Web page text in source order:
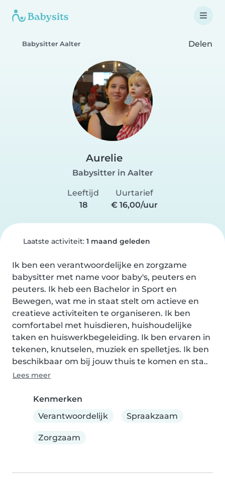
Babysitter Aalter Delen
Aurelie
Babysitter in Aalter
Leeftijd
18
Uurtarief
€ 16,00/uur
Laatste activiteit: 1 maand geleden
Ik ben een verantwoordelijke en zorgzame
babysitter met name voor baby's, peuters en
peuters. Ik heb een Bachelor in Sport en
Bewegen, wat me in staat stelt om actieve en
creatieve activiteiten te organiseren. Ik ben
comfortabel met huisdieren, huishoudelijke
taken en huiswerkbegeleiding. Ik ben ervaren in
tekenen, knutselen, muziek en spelletjes. Ik ben
beschikbaar om bij jouw thuis te komen en sta..
Lees meer
Kenmerken
Verantwoordelijk
Spraakzaam
Zorgzaam